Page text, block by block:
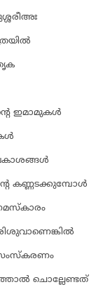
ഇമാമുകള്‍
കണ്ണടക്കുമ്പോള്‍
സംസ്‌കരണം
ചൊല്ലേണ്ടത്